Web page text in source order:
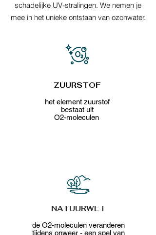
schadelijke UV-stralingen. We nemen je
mee in het unieke ontstaan van ozonwater.
ZUURSTOF​
het element zuurstof
bestaat uit
O2-moleculen
NATUURWET
de O2-moleculen veranderen
tijdens onweer - een spel van